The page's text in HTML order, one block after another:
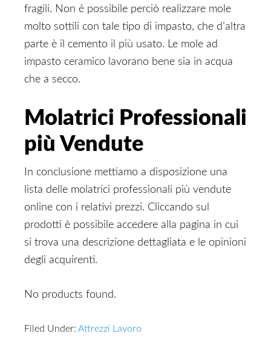
fragili. Non è possibile perciò realizzare mole
molto sottili con tale tipo di impasto, che d’altra
parte è il cemento il più usato. Le mole ad
impasto ceramico lavorano bene sia in acqua
che a secco.
Molatrici Professionali
più Vendute
In conclusione mettiamo a disposizione una
lista delle molatrici professionali più vendute
online con i relativi prezzi. Cliccando sul
prodotti è possibile accedere alla pagina in cui
si trova una descrizione dettagliata e le opinioni
degli acquirenti.
No products found.
Filed Under: Attrezzi Lavoro